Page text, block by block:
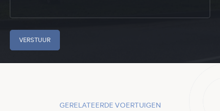
VERSTUUR
GERELATEERDE VOERTUIGEN